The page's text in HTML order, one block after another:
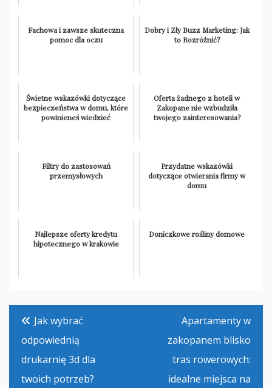
Fachowa i zawsze skuteczna
pomoc dla oczu
Dobry i Zły Buzz Marketing: Jak
to Rozróżnić?
Świetne wskazówki dotyczące
bezpieczeństwa w domu, które
powinieneś wiedzieć
Oferta żadnego z hoteli w
Zakopane nie wzbudziła
twojego zainteresowania?
Filtry do zastosowań
przemysłowych
Przydatne wskazówki
dotyczące otwierania firmy w
domu
Najlepsze oferty kredytu
hipotecznego w krakowie
Doniczkowe rośliny domowe
Nawigacja
wpisu
Jak wybrać
odpowiednią
drukarnię 3d dla
twoich potrzeb?
Apartamenty w
zakopanem blisko
tras rowerowych:
idealne miejsca na